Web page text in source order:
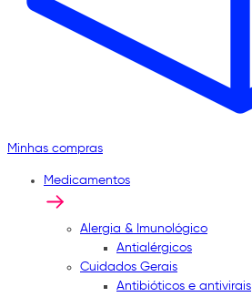
Minhas compras
Medicamentos
Alergia & Imunológico
Antialérgicos
Cuidados Gerais
Antibióticos e antivirais